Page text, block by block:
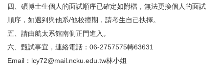
四、碩博士生個人的面試順序已確定如附檔，無法更換個人的面試
順序，如遇到與他系/他校撞期，請考生自己抉擇。
五、請由航太系館南側正門進入。
六、甄試事宜，連絡電話：06-2757575轉63631
Email：lcy72@mail.ncku.edu.tw林小姐